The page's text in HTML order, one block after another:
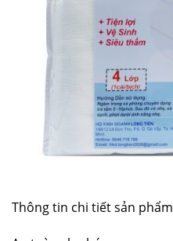
Thông tin chi tiết sản phẩm